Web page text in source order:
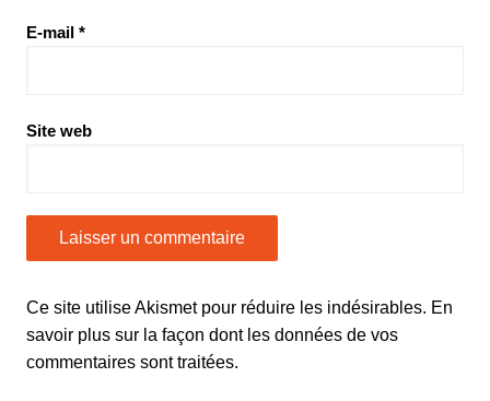
E-mail *
Site web
Ce site utilise Akismet pour réduire les indésirables. En
savoir plus sur la façon dont les données de vos
commentaires sont traitées.